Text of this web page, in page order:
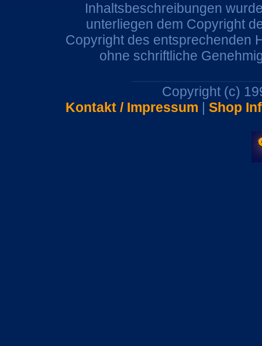
Inhaltsbeschreibungen
unterliegen dem Copyright
Copyright des entsprechenden
ohne schriftliche
Copyright (c)
Kontakt / Impressum | Shop